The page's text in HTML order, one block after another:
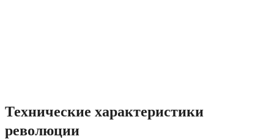
Технические характеристики
революции